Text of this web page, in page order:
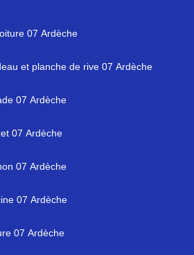
07 Ardèche
et planche de rive 07 Ardèche
07 Ardèche
07 Ardèche
07 Ardèche
07 Ardèche
07 Ardèche